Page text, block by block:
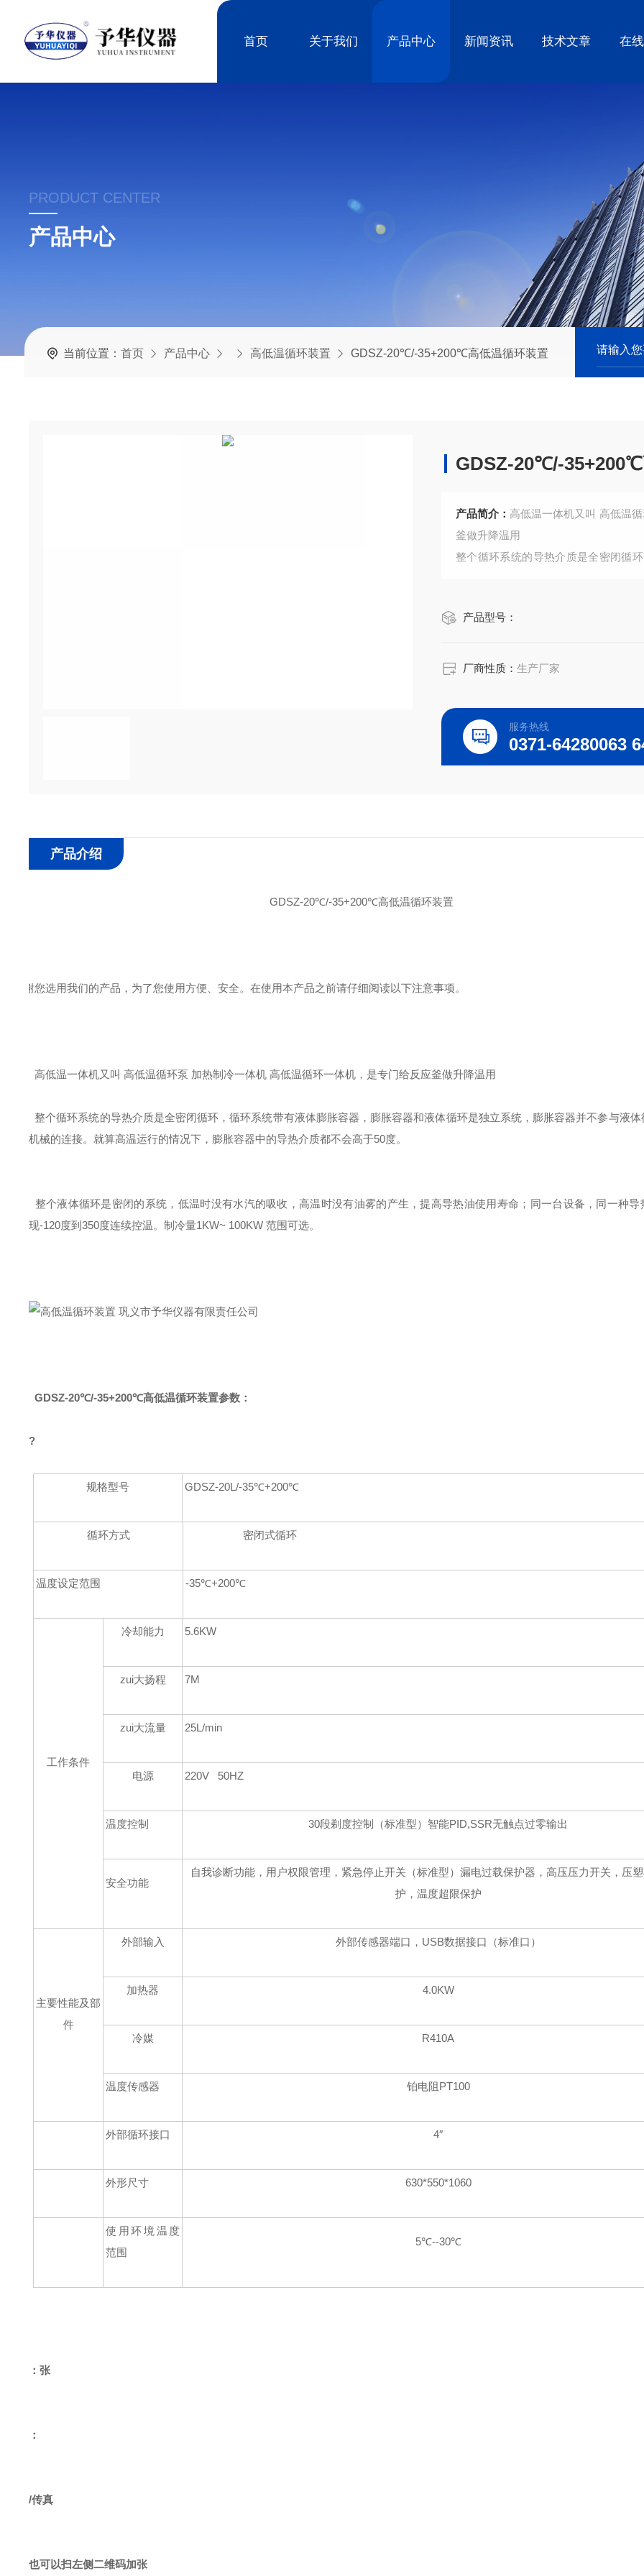
首页 关于我们 产品中心 新闻资讯 技术文章 在
PRODUCT CENTER
产品中心
当前位置： 首页 产品中心 高低温循环装置 GDSZ-20℃/-35+200℃高低温循环装置
GDSZ-20℃/-
产品简介： 高低温一体机又叫 高低温
釜做升降温用
整个循环系统的导热介质是全密闭循
产品型号：
厂商性质：生产厂家
服务热线
产品介绍
GDSZ-20℃/-35+200℃高低温循环装置
感谢您选用我们的产品，为了您使用方便、安全。在使用本产品之前请仔细阅读以下注意事项。
高低温一体机又叫 高低温循环泵 加热制冷一体机 高低温循环一体机，是专门给反应釜做升降温用
整个循环系统的导热介质是全密闭循环，循环系统带有液体膨胀容器，膨胀容器和液体循环是独立系统，膨胀容器并不参与液体
机械的连接。就算高温运行的情况下，膨胀容器中的导热介质都不会高于50度。
整个液体循环是密闭的系统，低温时没有水汽的吸收，高温时没有油雾的产生，提高导热油使用寿命；同一台设备，同一种导
现-120度到350度连续控温。制冷量1KW~ 100KW 范围可选。
GDSZ-20℃/-35+200℃高低温循环装置参数：
?
规格型号 GDSZ-20L/-35℃+200℃
循环方式 密闭式循环
温度设定范围 -35℃+200℃
工作条件
冷却能力 5.6KW
zui大扬程 7M
zui大流量 25L/min
电源 220V 50HZ
温度控制 30段剃度控制（标准型）智能PID,SSR无触点过零输出
安全功能
自我诊断功能，用户权限管理，紧急停止开关（标准型）漏电过载保护器，高压压力开关，压
护，温度超限保护
主要性能及部
件
外部输入 外部传感器端口，USB数据接口（标准口）
加热器 4.0KW
冷媒 R410A
温度传感器 铂电阻PT100
外部循环接口 4″
外形尺寸 630*550*1060
使用环境温度
范围
5℃--30℃
：张
：
/传真
也可以扫左侧二维码加张